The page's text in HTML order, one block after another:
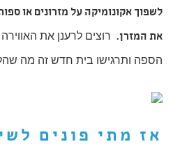
לשפוך אקונומיקה על מזרונים או
את המזרן. רוצים לרענן את
הספה ותרגישו בית חדש זה מה
אז מתי פונים